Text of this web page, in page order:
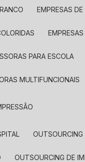
EMPRESAS
PARA ESCOLA
MULTIFUNCIONAIS
OUTSOURCING DE